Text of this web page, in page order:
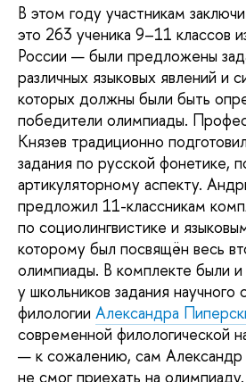
В этом году участникам
это 263 ученика 9–11 классов
России — были предложены
различных языковых явлений и
которых должны были быть
победители олимпиады.
Князев традиционно
задания по русской фонетике,
артикуляторному аспекту.
предложил 11-классникам
по социолингвистике и
которому был посвящён весь
олимпиады. В комплекте были
у школьников задания научного
филологии Александра
современной филологической
— к сожалению, сам Александр
не смог приехать на